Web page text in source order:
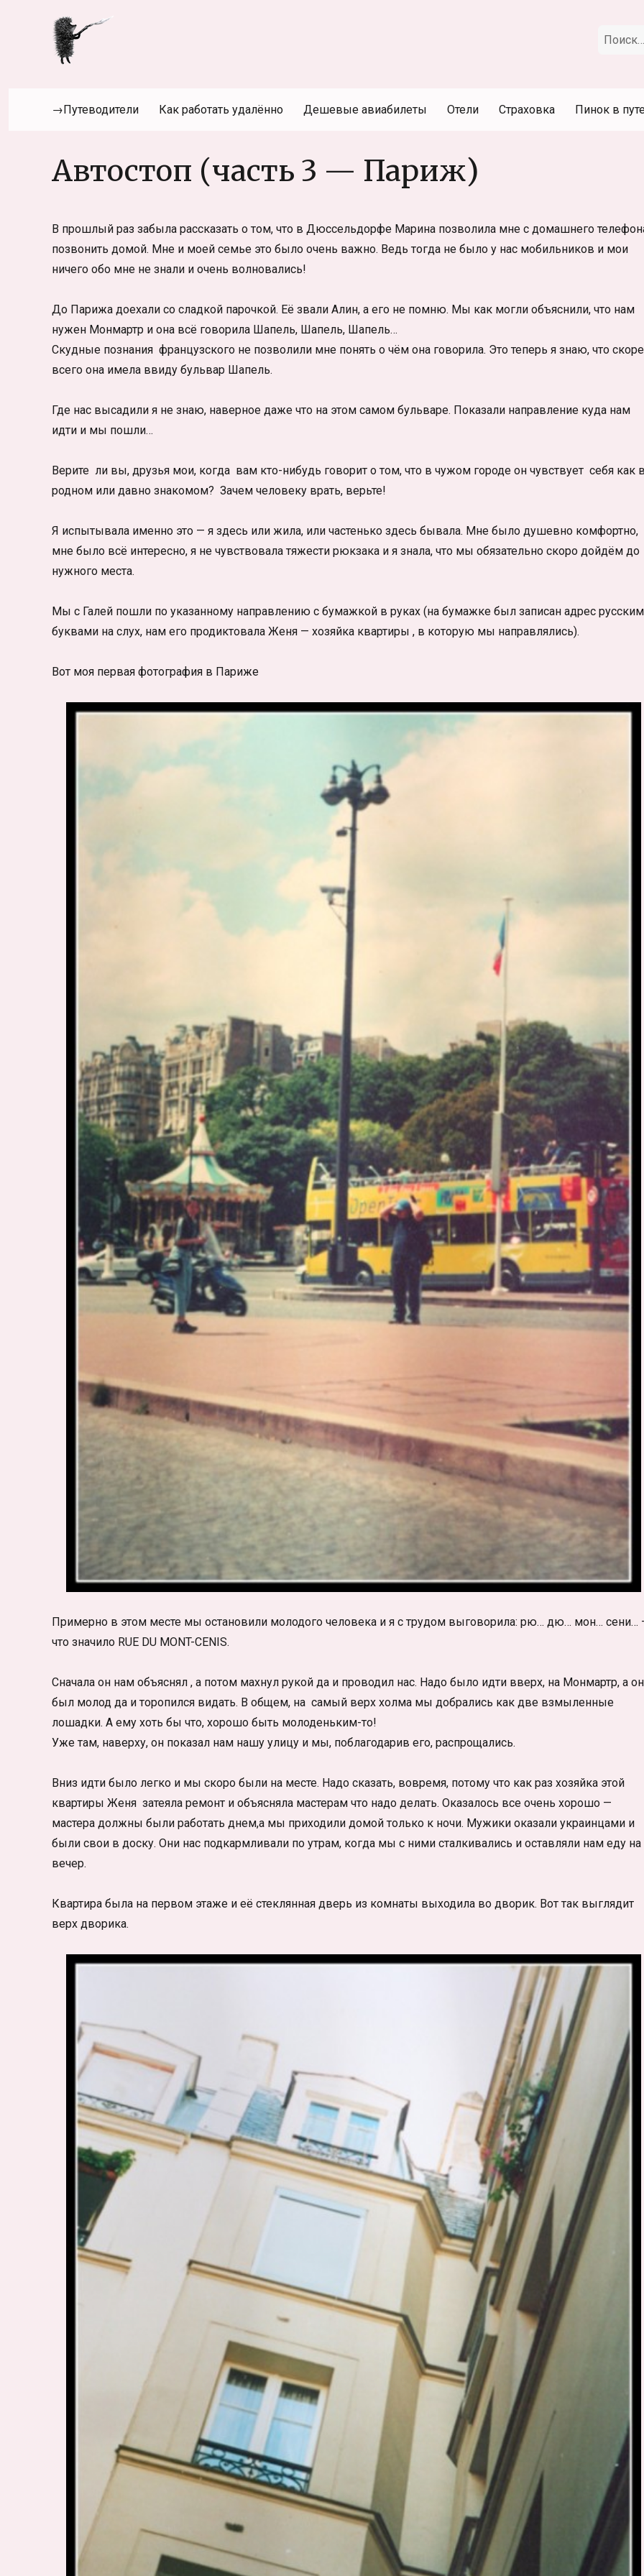
Искать:
→Путеводители Как работать удалённо Дешевые авиабилеты Отели Страховка Пинок в
Автостоп (часть 3 — Париж)
В прошлый раз забыла рассказать о том, что в Дюссельдорфе Марина позволила мне с домашнего
позвонить домой. Мне и моей семье это было очень важно. Ведь тогда не было у нас мобильников и мои
ничего обо мне не знали и очень волновались!
До Парижа доехали со сладкой парочкой. Её звали Алин, а его не помню. Мы как могли объяснили, что нам
нужен Монмартр и она всё говорила Шапель, Шапель, Шапель…
Скудные познания французского не позволили мне понять о чём она говорила. Это теперь я знаю, что
всего она имела ввиду бульвар Шапель.
Где нас высадили я не знаю, наверное даже что на этом самом бульваре. Показали направление куда нам
идти и мы пошли…
Верите ли вы, друзья мои, когда вам кто-нибудь говорит о том, что в чужом городе он чувствует себя как
родном или давно знакомом? Зачем человеку врать, верьте!
Я испытывала именно это — я здесь или жила, или частенько здесь бывала. Мне было душевно комфортно,
мне было всё интересно, я не чувствовала тяжести рюкзака и я знала, что мы обязательно скоро дойдём до
нужного места.
Мы с Галей пошли по указанному направлению с бумажкой в руках (на бумажке был записан адрес
буквами на слух, нам его продиктовала Женя — хозяйка квартиры , в которую мы направлялись).
Вот моя первая фотография в Париже
Примерно в этом месте мы остановили молодого человека и я с трудом выговорила: рю… дю… мон… сени…
что значило RUE DU MONT-CENIS.
Сначала он нам объяснял , а потом махнул рукой да и проводил нас. Надо было идти вверх, на Монмартр, а он
был молод да и торопился видать. В общем, на самый верх холма мы добрались как две взмыленные
лошадки. А ему хоть бы что, хорошо быть молоденьким-то!
Уже там, наверху, он показал нам нашу улицу и мы, поблагодарив его, распрощались.
Вниз идти было легко и мы скоро были на месте. Надо сказать, вовремя, потому что как раз хозяйка этой
квартиры Женя затеяла ремонт и объясняла мастерам что надо делать. Оказалось все очень хорошо —
мастера должны были работать днем,а мы приходили домой только к ночи. Мужики оказали украинцами и
были свои в доску. Они нас подкармливали по утрам, когда мы с ними сталкивались и оставляли нам еду на
вечер.
Квартира была на первом этаже и её стеклянная дверь из комнаты выходила во дворик. Вот так выглядит
верх дворика.